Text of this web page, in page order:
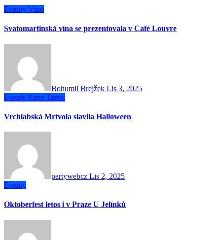
Eventy Víno
Svatomartinská vína se prezentovala v Café Louvre
Bohumil Brejžek Lis 3, 2025
Eventy Party Tanec
Vrchlabská Mrtvola slavila Halloween
partywebcz Lis 2, 2025
Eventy
Oktoberfest letos i v Praze U Jelínků